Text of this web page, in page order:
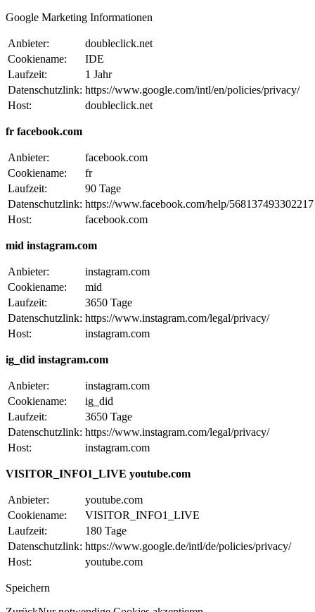
Google Marketing Informationen
Anbieter:
doubleclick.net
Cookiename:
IDE
Laufzeit:
1 Jahr
Datenschutzlink: https://www.google.com/intl/en/policies/privacy/
Host:
doubleclick.net
fr facebook.com
Anbieter:
facebook.com
Cookiename:
fr
Laufzeit:
90 Tage
Datenschutzlink: https://www.facebook.com/help/568137493302217
Host:
facebook.com
mid instagram.com
Anbieter:
instagram.com
Cookiename:
mid
Laufzeit:
3650 Tage
Datenschutzlink: https://www.instagram.com/legal/privacy/
Host:
instagram.com
ig_did instagram.com
Anbieter:
instagram.com
Cookiename:
ig_did
Laufzeit:
3650 Tage
Datenschutzlink: https://www.instagram.com/legal/privacy/
Host:
instagram.com
VISITOR_INFO1_LIVE youtube.com
Anbieter:
youtube.com
Cookiename:
VISITOR_INFO1_LIVE
Laufzeit:
180 Tage
Datenschutzlink: https://www.google.de/intl/de/policies/privacy/
Host:
youtube.com
Speichern